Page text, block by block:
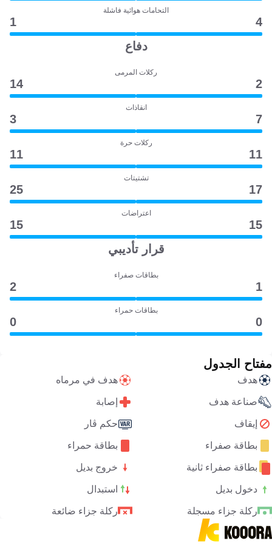
التحامات هوائية فاشلة
4
1
دفاع
ركلات المرمى
2
14
انقاذات
7
3
ركلات حرة
11
11
تشتيتات
17
25
اعتراضات
15
15
قرار تأديبي
بطاقات صفراء
1
2
بطاقات حمراء
0
0
مفتاح الجدول
هدف هدف في مرماه
صناعة هدف إصابة
إيقاف حكم ڤار
بطاقة صفراء بطاقة حمراء
بطاقة صفراء ثانية خروج بديل
دخول بديل استبدال
ركلة جزاء مسجلة ركلة جزاء ضائعة